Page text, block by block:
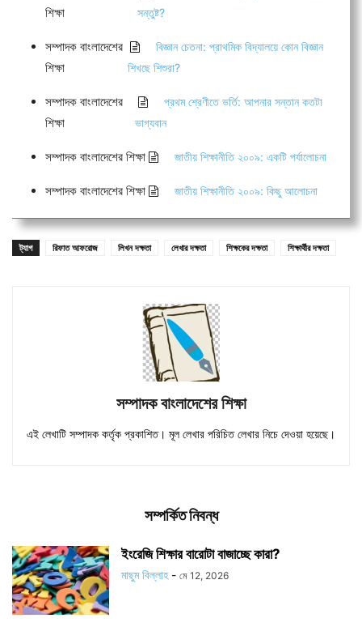
শিক্ষা
সন্তুষ্ট?
সম্পাদক বাংলাদেশের
শিক্ষা
বিজ্ঞান চেতনা: প্রাথমিক বিদ্যালয়ে কোন বিজ্ঞান
শিখছে শিশুরা?
সম্পাদক বাংলাদেশের
শিক্ষা
প্রথম শ্রেণীতে ভর্তি: আপনার সন্তান কতটা
ভাগ্যবান
সম্পাদক বাংলাদেশের শিক্ষা জাতীয় শিক্ষানীতি ২০০৯: একটি পর্যালোচনা
সম্পাদক বাংলাদেশের শিক্ষা জাতীয় শিক্ষানীতি ২০০৯: কিছু আলোচনা
ট্যাগ রিফাত আফরোজ লিখন দক্ষতা লেখার দক্ষতা শিক্ষকের দক্ষতা শিক্ষার্থীর দক্ষতা
সম্পাদক বাংলাদেশের শিক্ষা
এই লেখাটি সম্পাদক কর্তৃক প্রকাশিত। মূল লেখার পরিচিত লেখার নিচে দেওয়া হয়েছে।
সম্পর্কিত নিবন্ধ
ইংরেজি শিক্ষার বারোটা বাজাচ্ছে কারা?
মাছুম বিল্লাহ - মে 12, 2026